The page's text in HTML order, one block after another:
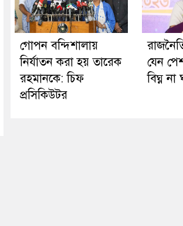
গোপন বন্দিশালায়
নির্যাতন করা হয় তারেক
রহমানকে: চিফ
প্রসিকিউটর
যেন
বিঘ্ন না